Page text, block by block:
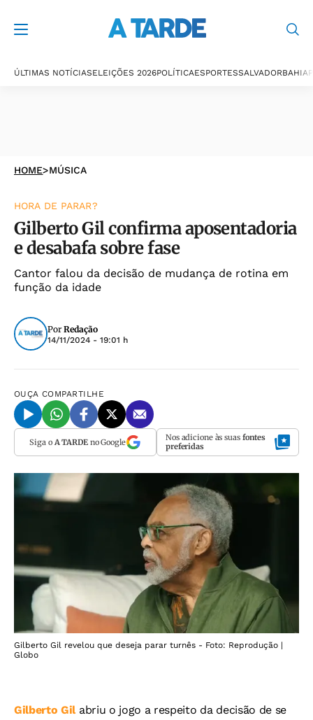
ÚLTIMAS NOTÍCIASELEIÇÕES 2026POLÍTICAESPORTESSALVADORBAHIA
HOME>MÚSICA
HORA DE PARAR?
Gilberto Gil confirma aposentadoria
e desabafa sobre fase
Cantor falou da decisão de mudança de rotina em
função da idade
Por Redação
14/11/2024 - 19:01 h
OUÇA COMPARTILHE
Siga o A TARDEno Google Nos adicione às suas fontes
preferidas
Gilberto Gil revelou que deseja parar turnês - Foto: Reprodução |
Globo
Gilberto Gilabriu o jogo a respeito da decisão de se